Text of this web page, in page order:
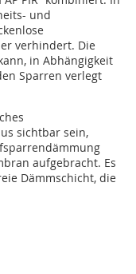
und
verhindert. Die
in Abhängigkeit
Sparren verlegt
sichtbar sein,
aufgebracht. Es
Dämmschicht, die